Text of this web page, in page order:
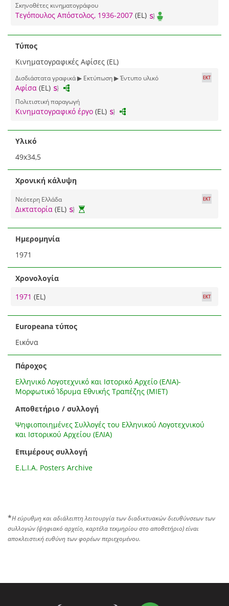
Σκηνοθέτες κινηματογράφου
Τεγόπουλος Απόστολος, 1936-2007 (EL)
Τύπος
Κινηματογραφικές Αφίσες (EL)
Δισδιάστατα γραφικά ▶ Εκτύπωση ▶ Έντυπο υλικό
Αφίσα (EL)
Πολιτιστική παραγωγή
Κινηματογραφικό έργο (EL)
Υλικό
49x34,5
Χρονική κάλυψη
Νεότερη Ελλάδα
Δικτατορία (EL)
Ημερομηνία
1971
Χρονολογία
1971 (EL)
Europeana τύπος
Εικόνα
Πάροχος
Ελληνικό Λογοτεχνικό και Ιστορικό Αρχείο (ΕΛΙΑ)-
Μορφωτικό Ίδρυμα Εθνικής Τραπέζης (ΜΙΕΤ)
Αποθετήριο / συλλογή
Ψηφιοποιημένες Συλλογές του Ελληνικού Λογοτεχνικού
και Ιστορικού Αρχείου (ΕΛΙΑ)
Επιμέρους συλλογή
E.L.I.A. Posters Archive
*Η εύρυθμη και αδιάλειπτη λειτουργία των διαδικτυακών διευθύνσεων των
συλλογών (ψηφιακό αρχείο, καρτέλα τεκμηρίου στο αποθετήριο) είναι
αποκλειστική ευθύνη των φορέων περιεχομένου.